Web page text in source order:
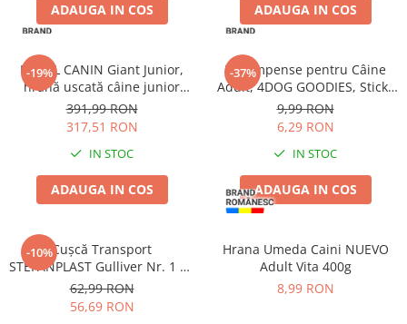
ADAUGA IN COS ADAUGA IN COS
-19%
ROYAL CANIN Giant Junior,
hrană uscată câine junior
etapa 2 de crestere, 15kg
391,99 RON
317,51 RON
IN STOC
ADAUGA IN COS
-37%
Recompense pentru Câine
Adult, 4DOG GOODIES, Sticks
din Orez, Talie Mică, 12 cm, 6
bucăți/pungă
9,99 RON
6,29 RON
IN STOC
ADAUGA IN COS
-10%Cușcă Transport
STEFANPLAST Gulliver Nr. 1 cu
ușă de plastic, White
Travertine, 48x32x31 cm
62,99 RON
56,69 RON
Hrana Umeda Caini NUEVO
Adult Vita 400g
8,99 RON